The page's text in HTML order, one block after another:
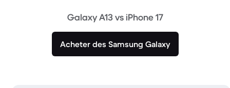
Galaxy A13 vs iPhone 17
Acheter des Samsung Galaxy